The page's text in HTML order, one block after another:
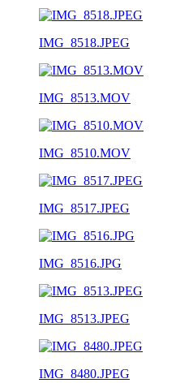
IMG_8518.JPEG
IMG_8513.MOV
IMG_8510.MOV
IMG_8517.JPEG
IMG_8516.JPG
IMG_8513.JPEG
IMG_8480.JPEG